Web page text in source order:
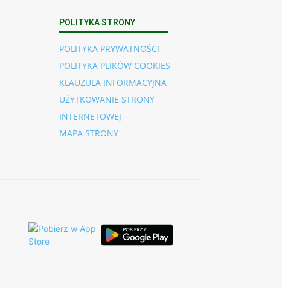
POLITYKA STRONY
POLITYKA PRYWATNOŚCI
POLITYKA PLIKÓW COOKIES
KLAUZULA INFORMACYJNA
UŻYTKOWANIE STRONY
INTERNETOWEJ
MAPA STRONY